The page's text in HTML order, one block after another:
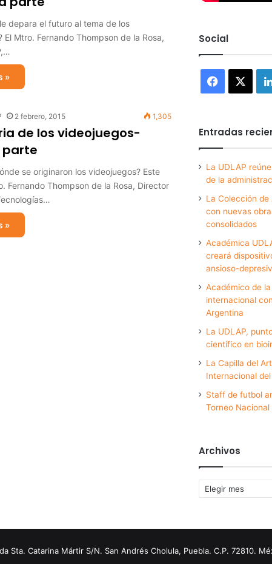
depara el futuro al tema de los
El Mtro. Fernando Thompson de la Rosa,
»
2 febrero, 2015 1,305
de los videojuegos-
parte
se originaron los videojuegos? Este
Fernando Thompson de la Rosa, Director
»
Social
Facebook
Entradas
La UDLAP
de la
La Colección
con nuevas
consolidados
Académica
creará
ansioso-
Académico de
internacional
Argentina
La UDLAP,
científico en
La Capilla del
Internacional
Staff de futbol
Torneo Nacional
Archivos
Archivos
Catarina Mártir S/N. San Andrés Cholula, Puebla. C.P. 72810.